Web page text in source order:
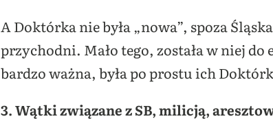
A Doktórka nie była „nowa”, spoza
przychodni. Mało tego, została w niej
bardzo ważna, była po prostu ich
3. Wątki związane z SB, milicją,